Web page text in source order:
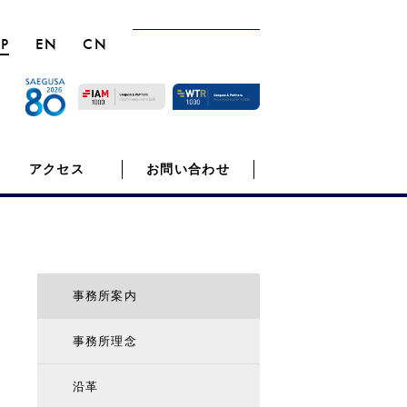
EN CN
アクセス お問い合わせ
事務所案内
事務所理念
沿革